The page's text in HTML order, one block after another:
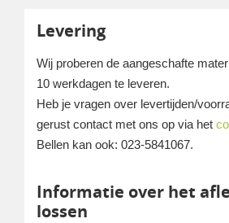
Levering
Wij proberen de aangeschafte
10 werkdagen te leveren.
Heb je vragen over levertijden/
gerust contact met ons op via het
Bellen kan ook: 023-5841067.
Informatie over het
lossen